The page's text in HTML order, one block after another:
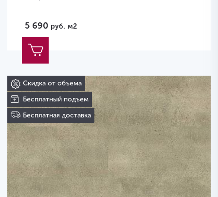
5 690 руб. м2
Скидка от объема
Бесплатный подъем
Бесплатная доставка